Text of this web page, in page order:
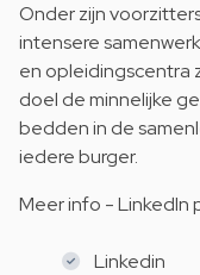
Onder zijn
intensere
en opleidingscentra
doel de minnelijke
bedden in de
iedere burger.
Meer info - LinkedIn
Linkedin